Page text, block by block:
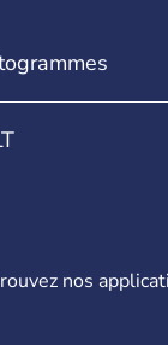
nos